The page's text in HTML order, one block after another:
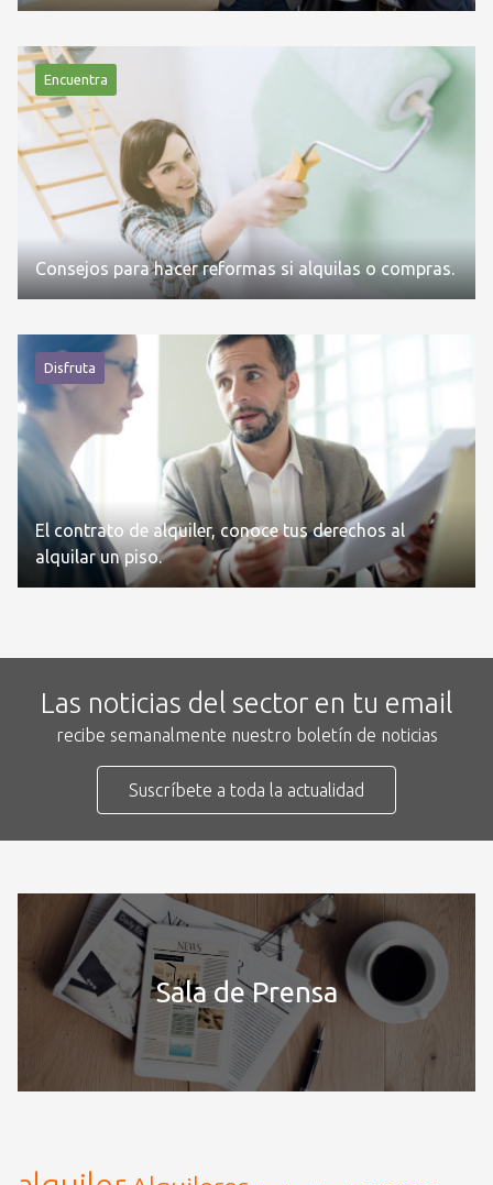
Encuentra
Consejos para hacer reformas si alquilas o compras.
Disfruta
El contrato de alquiler, conoce tus derechos al
alquilar un piso.
Las noticias del sector en tu email
recibe semanalmente nuestro boletín de noticias
Suscríbete a toda la actualidad
Sala de Prensa